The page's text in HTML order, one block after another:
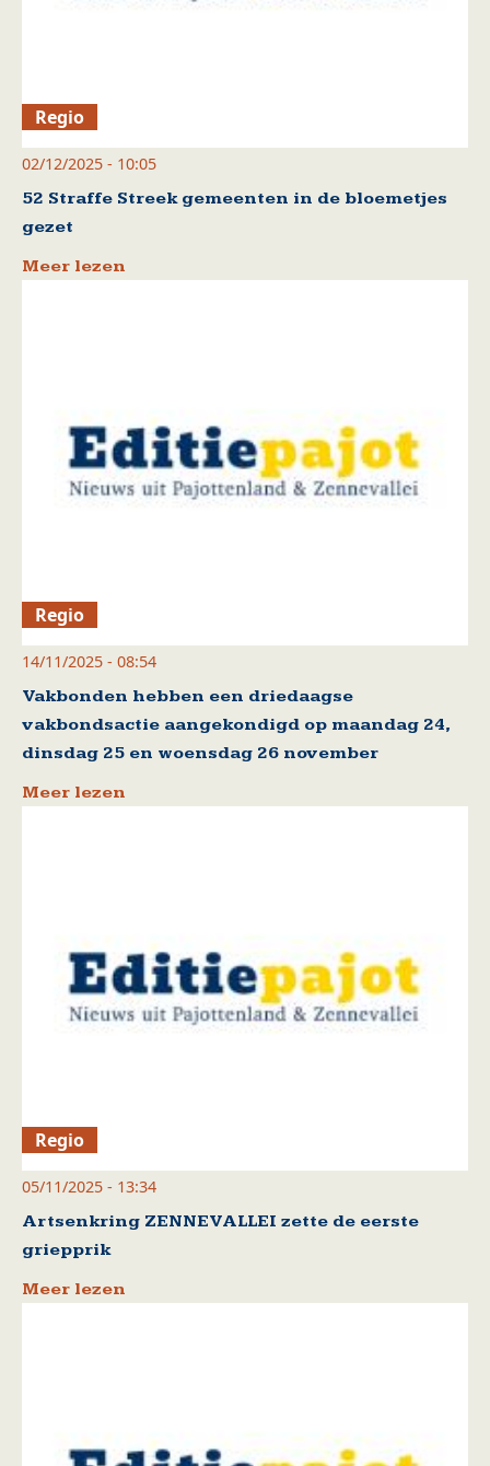
Regio
02/12/2025 - 10:05
52 Straffe Streek gemeenten in de bloemetjes
gezet
Meer lezen
Regio
14/11/2025 - 08:54
Vakbonden hebben een driedaagse
vakbondsactie aangekondigd op maandag 24,
dinsdag 25 en woensdag 26 november
Meer lezen
Regio
05/11/2025 - 13:34
Artsenkring ZENNEVALLEI zette de eerste
griepprik
Meer lezen